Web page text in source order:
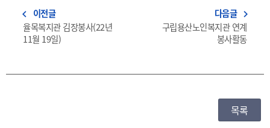
navigate_before 이전글
율목복지관 김장봉사(22년
11월 19일)
다음글 navigate_next
구립용산노인복지관 연계
봉사활동
목록